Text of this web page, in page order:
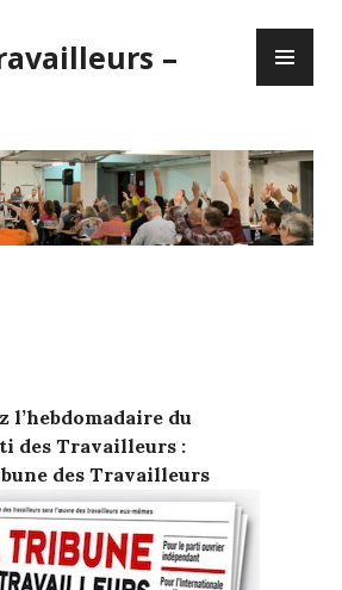
–
l’hebdomadaire du
des Travailleurs :
des Travailleurs